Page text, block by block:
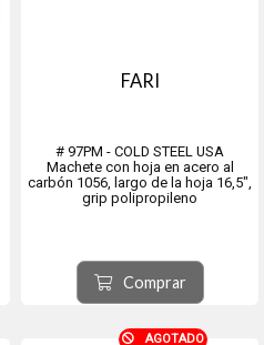
FARI
# 97PM - COLD STEEL USA
Machete con hoja en acero al
carbón 1056, largo de la hoja 16,5",
grip polipropileno
Comprar
AGOTADO